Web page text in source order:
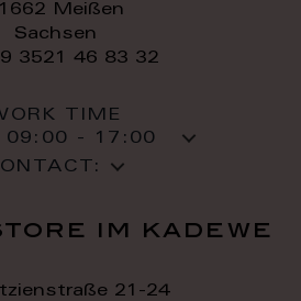
Meißen
Sachsen
3521 46 83 32
TIME
09:00 - 17:00
im kadewe
21-24